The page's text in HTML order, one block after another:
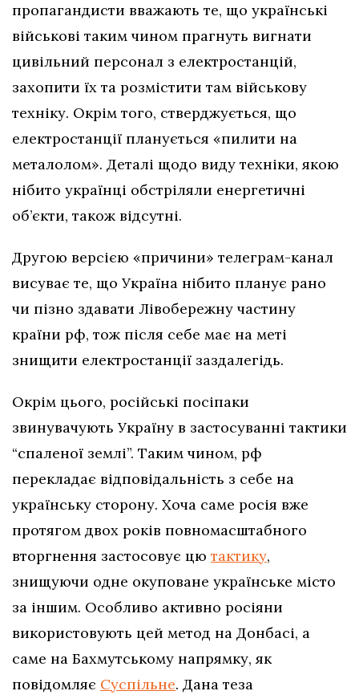
пропагандисти вважають те, що українські
військові таким чином прагнуть вигнати
цивільний персонал з електростанцій,
захопити їх та розмістити там військову
техніку. Окрім того, стверджується, що
електростанції планується «пилити на
металолом». Деталі щодо виду техніки, якою
нібито українці обстріляли енергетичні
об’єкти, також відсутні.
Другою версією «причини» телеграм-канал
висуває те, що Україна нібито планує рано
чи пізно здавати Лівобережну частину
країни рф, тож після себе має на меті
знищити електростанції заздалегідь.
Окрім цього, російські посіпаки
звинувачують Україну в застосуванні тактики
“спаленої землі”. Таким чином, рф
перекладає відповідальність з себе на
українську сторону. Хоча саме росія вже
протягом двох років повномасштабного
вторгнення застосовує цю тактику,
знищуючи одне окуповане українське місто
за іншим. Особливо активно росіяни
використовують цей метод на Донбасі, а
саме на Бахмутському напрямку, як
повідомляє Суспільне. Дана теза